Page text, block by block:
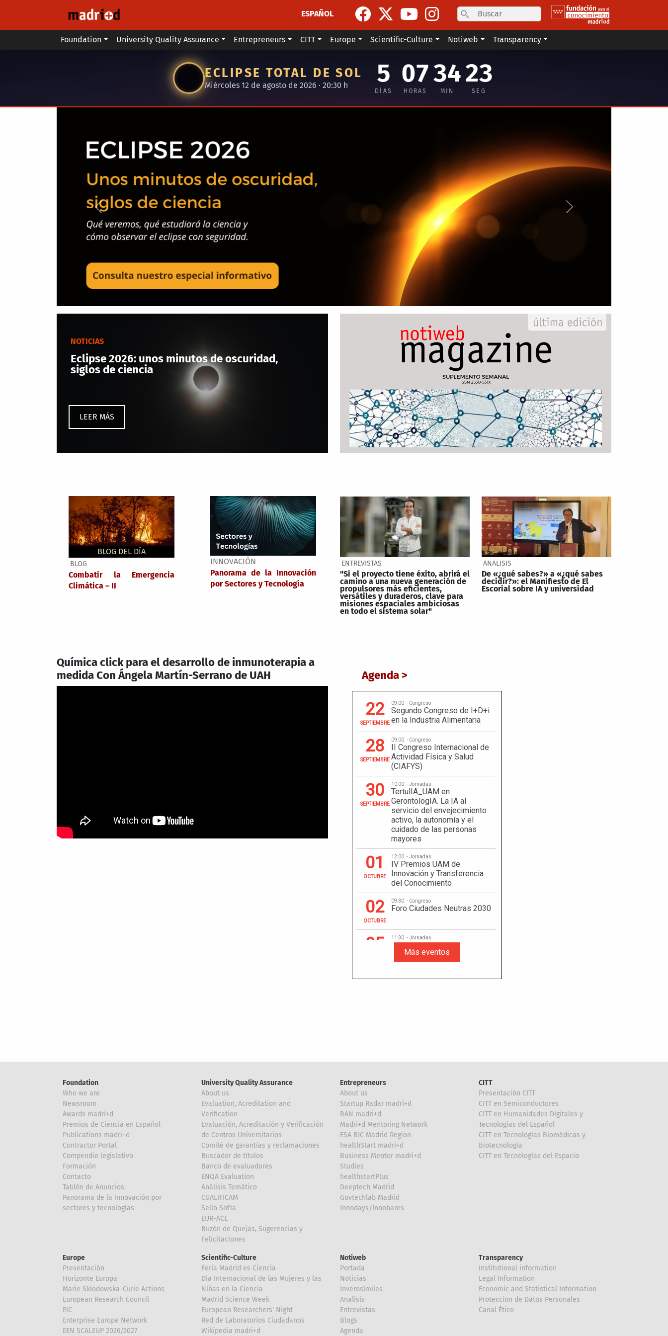
ESPAÑOL
Search
Main menu
Foundation University Quality Assurance Entrepreneurs CITT Europe Scientific-Culture Notiweb Transparency
ECLIPSE TOTAL DE SOL
Miércoles 12 de agosto de 2026 · 20:30 h 5
DÍAS
07
HORAS
34
MIN
22
SEG
Anterior Siguiente
NOTICIAS
Eclipse 2026: unos minutos de oscuridad,
siglos de ciencia
LEER MÁS
BLOG DEL DÍA
BLOG
Combatir la Emergencia
Climática – II
INNOVACIÓN
Panorama de la Innovación
por Sectores y Tecnología
ENTREVISTAS
"Si el proyecto tiene éxito, abrirá el
camino a una nueva generación de
propulsores más eficientes,
versátiles y duraderos, clave para
misiones espaciales ambiciosas
en todo el sistema solar"
ANALISIS
De «¿qué sabes?» a «¿qué sabes
decidir?»: el Manifiesto de El
Escorial sobre IA y universidad
Química click para el desarrollo de inmunoterapia a
medida Con Ángela Martín-Serrano de UAH
Agenda >
Foundation
Who we are
Newsroom
Awards madri+d
Premios de Ciencia en Español
Publications madri+d
Contractor Portal
Compendio legislativo
Formación
Contacto
Tablón de Anuncios
Panorama de la innovación por
sectores y tecnologías
University Quality Assurance
About us
Evaluation, Acreditation and
Verification
Evaluación, Acreditación y Verificación
de Centros Universitarios
Comité de garantías y reclamaciones
Buscador de títulos
Banco de evaluadores
ENQA Evaluation
Análisis Temático
CUALIFICAM
Sello Sofía
EUR-ACE
Buzón de Quejas, Sugerencias y
Felicitaciones
Entrepreneurs
About us
Startup Radar madri+d
BAN madri+d
Madri+d Mentoring Network
ESA BIC Madrid Region
healthStart madri+d
Business Mentor madri+d
Studies
healthstartPlus
Deeptech Madrid
Govtechlab Madrid
Innodays/Innobares
CITT
Presentación CITT
CITT en Semiconductores
CITT en Humanidades Digitales y
Tecnologías del Español
CITT en Tecnologías Biomédicas y
Biotecnología
CITT en Tecnologías del Espacio
Europe
Presentación
Horizonte Europa
Marie Sklodowska-Curie Actions
European Research Council
EIC
Enterprise Europe Network
EEN SCALEUP 2026/2027
Scientific-Culture
Feria Madrid es Ciencia
Día Internacional de las Mujeres y las
Niñas en la Ciencia
Madrid Science Week
European Researchers' Night
Red de Laboratorios Ciudadanos
Wikipedia madri+d
Notiweb
Portada
Noticias
Inverosímiles
Analisis
Entrevistas
Blogs
Agenda
Transparency
Institutional information
Legal Information
Economic and Statistical Information
Proteccion de Datos Personales
Canal Ético